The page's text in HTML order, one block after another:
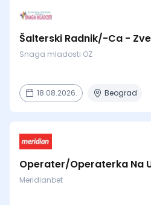
Šalterski Radnik/-Ca -
Snaga mladosti OZ
18.08.2026. Beograd
Operater/Operaterka Na
Meridianbet